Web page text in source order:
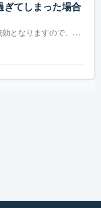
ぎてしまった場合
お支払い期限を過ぎた場合、登録が無効となりますので、再度初めから入会手続きをお願いいたします。